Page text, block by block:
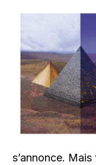
s’annonce.